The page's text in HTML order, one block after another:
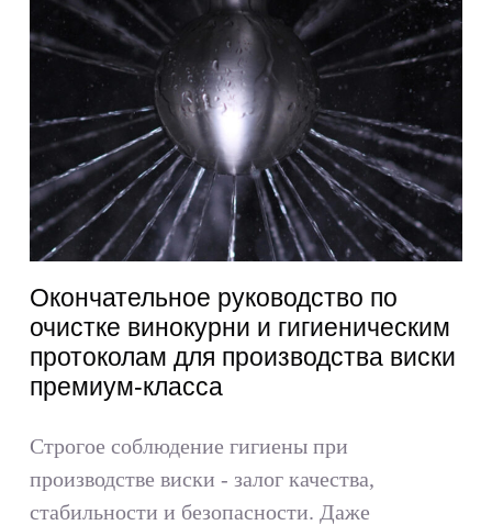
Окончательное руководство по
очистке винокурни и гигиеническим
протоколам для производства виски
премиум-класса
Строгое соблюдение гигиены при
производстве виски - залог качества,
стабильности и безопасности. Даже